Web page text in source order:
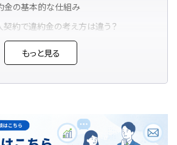
金の基本的な仕組み
約で違約金の考え方は違う？
る代表的な契約パターン
は「契約内容の確認」と「更新月の管理」
もっと見る